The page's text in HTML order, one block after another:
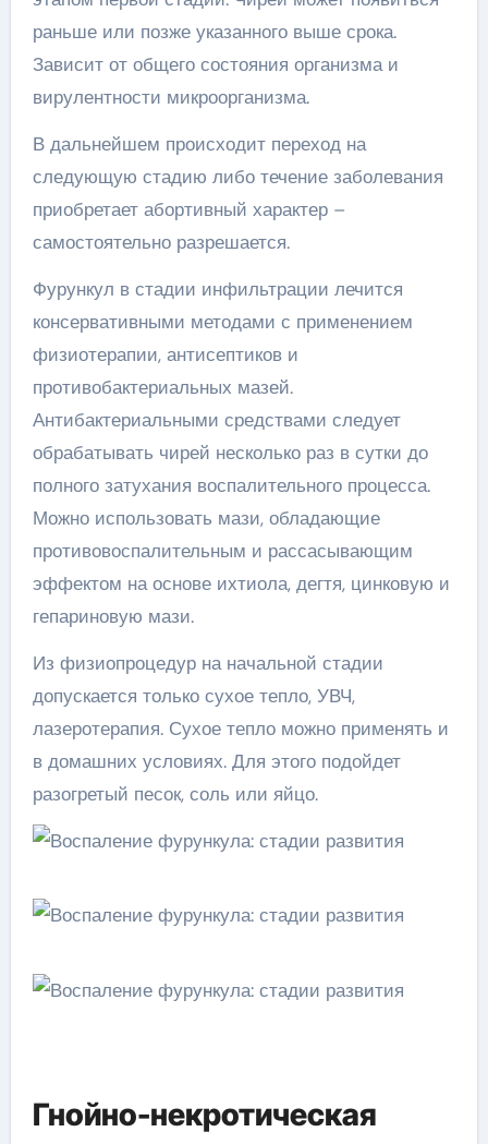
раньше или позже указанного выше срока.
Зависит от общего состояния организма и
вирулентности микроорганизма.
В дальнейшем происходит переход на
следующую стадию либо течение заболевания
приобретает абортивный характер –
самостоятельно разрешается.
Фурункул в стадии инфильтрации лечится
консервативными методами с применением
физиотерапии, антисептиков и
противобактериальных мазей.
Антибактериальными средствами следует
обрабатывать чирей несколько раз в сутки до
полного затухания воспалительного процесса.
Можно использовать мази, обладающие
противовоспалительным и рассасывающим
эффектом на основе ихтиола, дегтя, цинковую и
гепариновую мази.
Из физиопроцедур на начальной стадии
допускается только сухое тепло, УВЧ,
лазеротерапия. Сухое тепло можно применять и
в домашних условиях. Для этого подойдет
разогретый песок, соль или яйцо.
Гнойно-некротическая